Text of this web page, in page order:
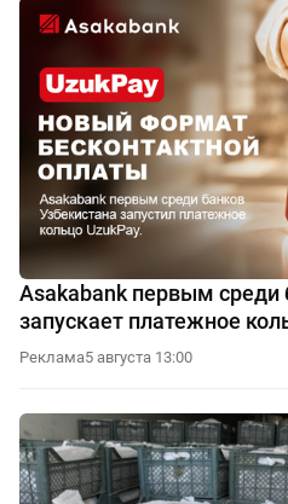
Asakabank первым среди
запускает платежное
Реклама5 августа 13:00